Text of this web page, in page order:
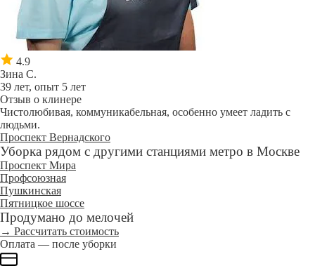
4.9
Зина С.
39 лет, опыт 5 лет
Отзыв о клинере
Чистолюбивая, коммуникабельная, особенно умеет ладить с
людьми.
Проспект Вернадского
Уборка рядом с другими станциями метро в Москве
Проспект Мира
Профсоюзная
Пушкинская
Пятницкое шоссе
Продумано до мелочей
→ Рассчитать стоимость
Оплата — после уборки